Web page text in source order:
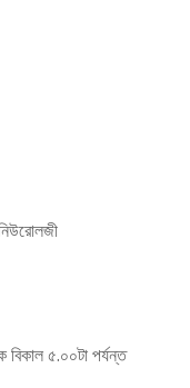
বিকাল ৫.০০টা পর্যন্ত